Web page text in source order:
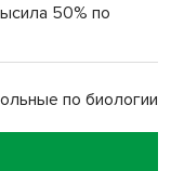
50% по
по биологии